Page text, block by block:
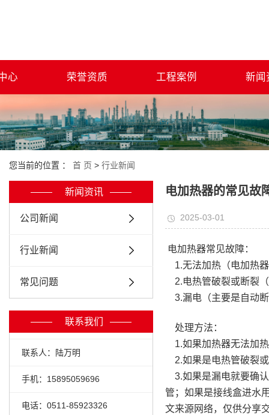
心 荣誉资质 工程案例 新闻
您当前的位置 ： 首 页 > 行业新闻
新闻资讯
公司新闻
行业新闻
常见问题
联系我们
联系人：陆万明
手机：15895059696
电话：0511-85923326
电加热器的常见故
2025-03-01
电加热器常见故障：
1.无法加热（电加热
2.电热管破裂或断裂
3.漏电（主要是自动
处理方法：
1.如果加热器无法加
2.如果是电热管破裂
3.如果是漏电就要确
管；如果是接线盒进水
文来源网络，仅供分享